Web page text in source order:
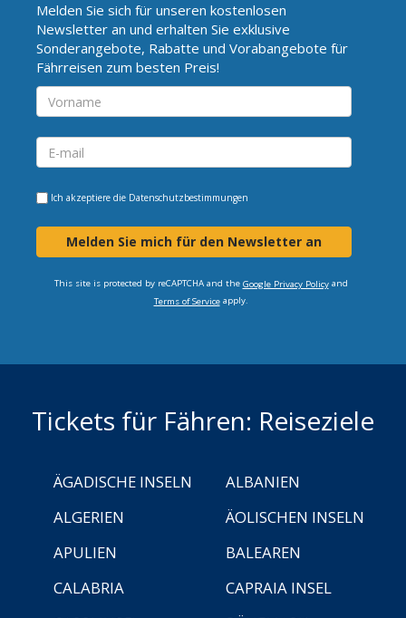
Melden Sie sich für unseren kostenlosen
Newsletter an und erhalten Sie exklusive
Sonderangebote, Rabatte und Vorabangebote für
Fährreisen zum besten Preis!
Ich akzeptiere die Datenschutzbestimmungen
Melden Sie mich für den Newsletter an
This site is protected by reCAPTCHA and the Google Privacy Policyand
Terms of Serviceapply.
Tickets für Fähren: Reiseziele
ÄGADISCHE INSELN
ALBANIEN
ALGERIEN
ÄOLISCHEN INSELN
APULIEN
BALEAREN
CALABRIA
CAPRAIA INSEL